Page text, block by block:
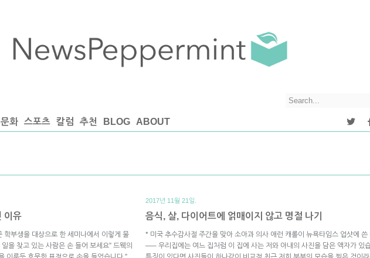
문화 스포츠 칼럼 추천 BLOG ABOUT
이유
부생을 대상으로 한 세미나에서 이렇게 물
을 찾고 있는 사람은 손 들어 보세요” 드웩의
2017년 11월 21일.
음식, 살, 다이어트에 얽매이지 않고 명절 나기
* 미국 추수감사절 주간을 맞아 소아과 의사 애런 캐롤이 뉴욕타임스 업샷에 쓴
—– 우리집에는 여느 집처럼 이 집에 사는 저와 아내의 사진을 담은 액자가 있